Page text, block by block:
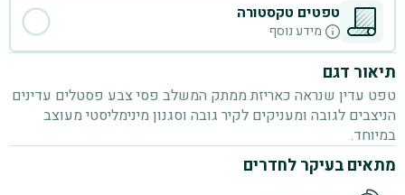
טפטים טקסטורה
מידע נוסף
תיאור דגם
טפט עדין שנראה כאריזת ממתק המשלב פסי צבע פסטלים עדינים
הניצבים לגובה ומעניקים לקיר גובה וסגנון מינימליסטי מעוצב
במיוחד.
מתאים בעיקר לחדרים